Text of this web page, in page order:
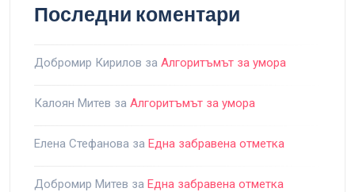
Последни коментари
Добромир Кирилов за Алгоритъмът за умора
Калоян Митев за Алгоритъмът за умора
Елена Стефанова за Една забравена отметка
Добромир Митев за Една забравена отметка